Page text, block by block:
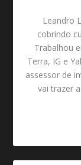
Leandro
cobrindo
Trabalhou
Terra, IG e
assessor de
vai trazer